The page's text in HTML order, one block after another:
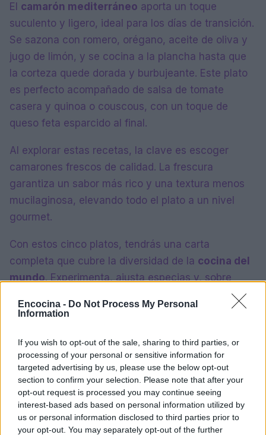
Encocina - Do Not Process My Personal
Information
If you wish to opt-out of the sale, sharing to third parties, or
processing of your personal or sensitive information for
targeted advertising by us, please use the below opt-out
section to confirm your selection. Please note that after your
opt-out request is processed you may continue seeing
interest-based ads based on personal information utilized by
us or personal information disclosed to third parties prior to
your opt-out. You may separately opt-out of the further
El camarón mediterráneo aporta un toque
suculento y ligero, ideal para los días de transición.
Se sazona con romero, orégano, aceite de oliva y
jugo de limón, y se cocina a la plancha hasta que
la corteza quede dorada y burbujeante. Este plato
es perfecto acompañado de salsa de tomate
casera y quinoa o couscous, con un toque de
queso feta esparcido al final.
Al explorar estas recetas, la clave es escoger
camarones frescos de calidad. La frescura
garantiza un sabor más rico y una textura menos
mucilaginosa, elevando todo el plato a un nivel
gourmet.
Con estos cinco platos, tendrás una carta
completa que cubre la diversidad de la cocina del
mundo. Experimenta, ajusta especias y, sobre
AUTOR
Lucía Fernández
Lucía Fernández cubre la escena
gastronómica española y latinoamericana:
nuevas aperturas, tendencias, perfiles de
chefs y cocina de mercado.